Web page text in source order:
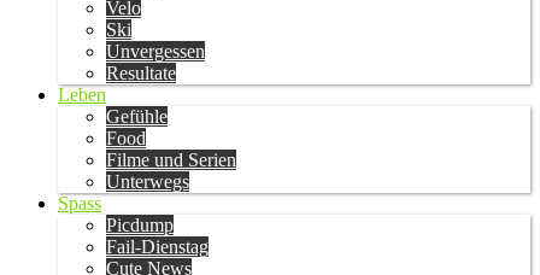
Velo
Ski
Unvergessen
Resultate
Leben
Gefühle
Food
Filme und Serien
Unterwegs
Spass
Picdump
Fail-Dienstag
Cute News